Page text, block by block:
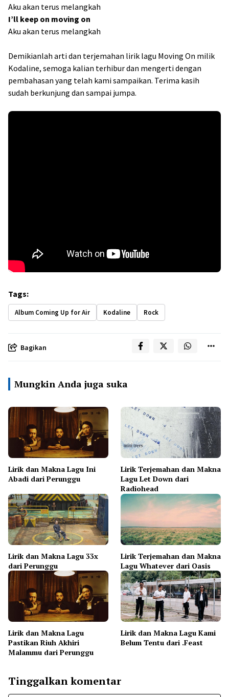
Aku akan terus melangkah
I’ll keep on moving on
Aku akan terus melangkah
Demikianlah arti dan terjemahan lirik lagu Moving On milik
Kodaline, semoga kalian terhibur dan mengerti dengan
pembahasan yang telah kami sampaikan. Terima kasih
sudah berkunjung dan sampai jumpa.
Tags:
Album Coming Up for Air Kodaline Rock
Bagikan
Mungkin Anda juga suka
Lirik dan Makna Lagu Ini
Abadi dari Perunggu
Lirik Terjemahan dan Makna
Lagu Let Down dari
Radiohead
Lirik dan Makna Lagu 33x
dari Perunggu
Lirik Terjemahan dan Makna
Lagu Whatever dari Oasis
Lirik dan Makna Lagu
Pastikan Riuh Akhiri
Malammu dari Perunggu
Lirik dan Makna Lagu Kami
Belum Tentu dari .Feast
Tinggalkan komentar